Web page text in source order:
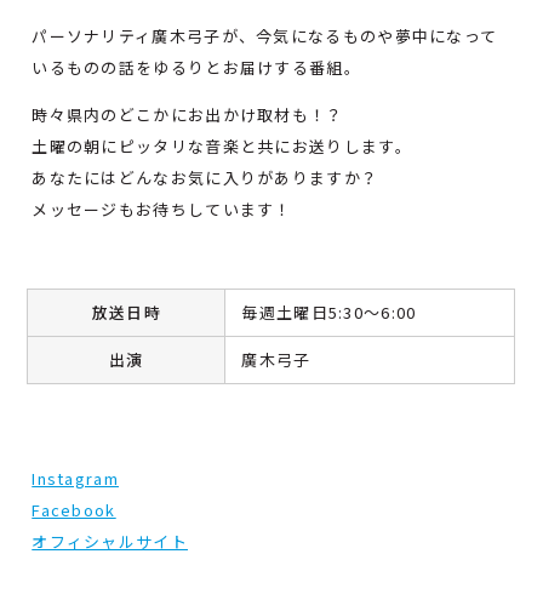
パーソナリティ廣木弓子が、今気になるものや夢中になって
いるものの話をゆるりとお届けする番組。
時々県内のどこかにお出かけ取材も！？
土曜の朝にピッタリな音楽と共にお送りします。
あなたにはどんなお気に入りがありますか？
メッセージもお待ちしています！
放送日時 毎週土曜日5:30～6:00
出演 廣木弓子
Instagram
Facebook
オフィシャルサイト